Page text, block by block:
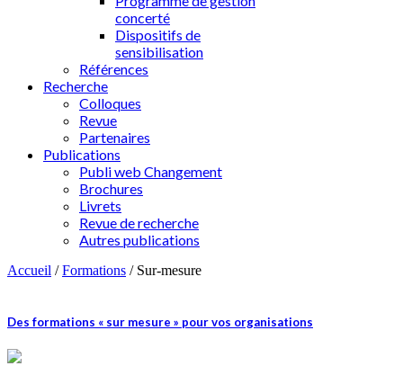
concerté
Dispositifs de
sensibilisation
Références
Recherche
Colloques
Revue
Partenaires
Publications
Publi web Changement
Brochures
Livrets
Revue de recherche
Autres publications
Accueil /Formations / Sur-mesure
Des formations « sur mesure » pour vos organisations